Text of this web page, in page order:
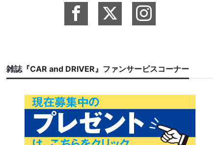
雑誌『CAR and DRIVER』ファンサービスコーナー